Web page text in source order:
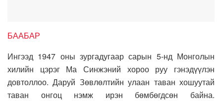
БААБАР
Ингээд 1947 оны зургадугаар сарын 5-нд Монголын
хилийн цэрэг Ма Синжэний хороо руу гэнэдүүлэн
довтоллоо. Даруй Зөвлөлтийн улаан таван хошуутай
таван онгоц нэмж ирэн бөмбөгдсөн байна.